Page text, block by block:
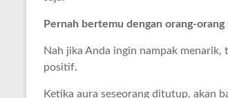
Pernah bertemu dengan orang-orang
Nah jika Anda ingin nampak
positif.
Ketika aura seseorang ditutup, akan